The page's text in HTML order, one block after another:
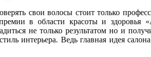
свои волосы стоит только
в области красоты и здоровья
не только результатом но и
интерьера. Ведь главная идея